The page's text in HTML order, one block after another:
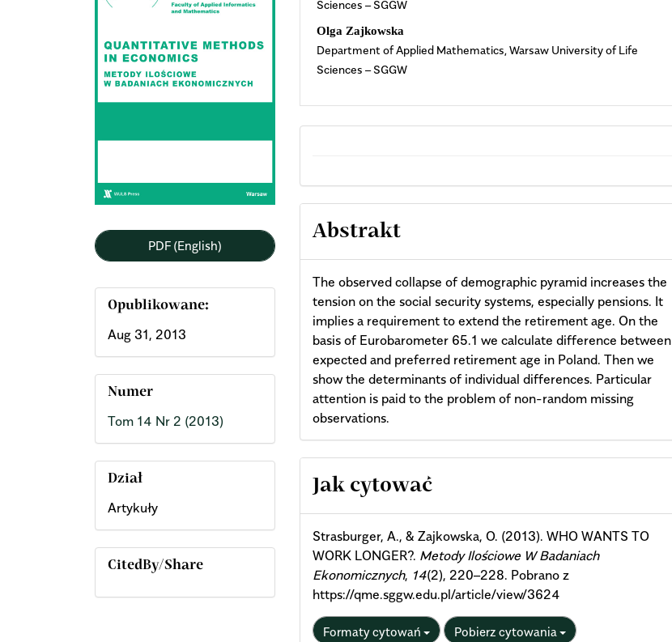
PDF (English)
Opublikowane:
Aug 31, 2013
Numer
Tom 14 Nr 2 (2013)
Dział
Artykuły
CitedBy/Share
Content
Sciences – SGGW
Olga Zajkowska
Department of Applied Mathematics, Warsaw University of Life
Sciences – SGGW
Abstrakt
The observed collapse of demographic pyramid increases the
tension on the social security systems, especially pensions. It
implies a requirement to extend the retirement age. On the
basis of Eurobarometer 65.1 we calculate difference between
expected and preferred retirement age in Poland. Then we
show the determinants of individual differences. Particular
attention is paid to the problem of non-random missing
observations.
Article
Details
Jak cytować
Strasburger, A., & Zajkowska, O. (2013). WHO WANTS TO
WORK LONGER?. Metody Ilościowe W Badaniach
Ekonomicznych, 14(2), 220–228. Pobrano z
https://qme.sggw.edu.pl/article/view/3624
Formaty cytowań Pobierz cytowania